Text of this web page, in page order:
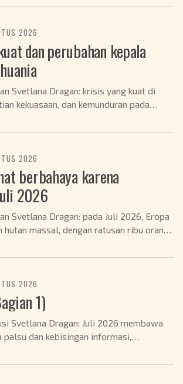
2026
dan perubahan kepala
Svetlana Dragan: krisis yang kuat di
kekuasaan, dan kemunduran pada
2026
berbahaya karena
2026
Svetlana Dragan: pada Juli 2026, Eropa
hutan massal, dengan ratusan ribu orang
2026
1)
Svetlana Dragan: Juli 2026 membawa
dan kebisingan informasi,